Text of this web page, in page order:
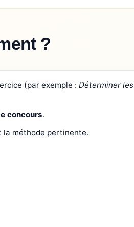
?
(par exemple : Déterminer les
concours.
la méthode pertinente.